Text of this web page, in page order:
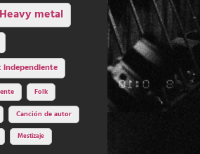
Heavy metal
independiente
Folk
Canción de autor
Mestizaje